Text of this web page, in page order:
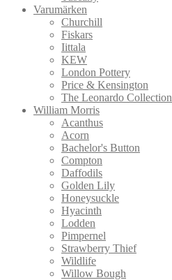
Varumärken
Churchill
Fiskars
Iittala
KEW
London Pottery
Price & Kensington
The Leonardo Collection
William Morris
Acanthus
Acorn
Bachelor's Button
Compton
Daffodils
Golden Lily
Honeysuckle
Hyacinth
Lodden
Pimpernel
Strawberry Thief
Wildlife
Willow Bough